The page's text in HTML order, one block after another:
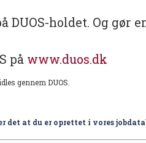
DUOS-holdet. Og gør
på www.duos.dk
gennem DUOS.
at du er oprettet i vores